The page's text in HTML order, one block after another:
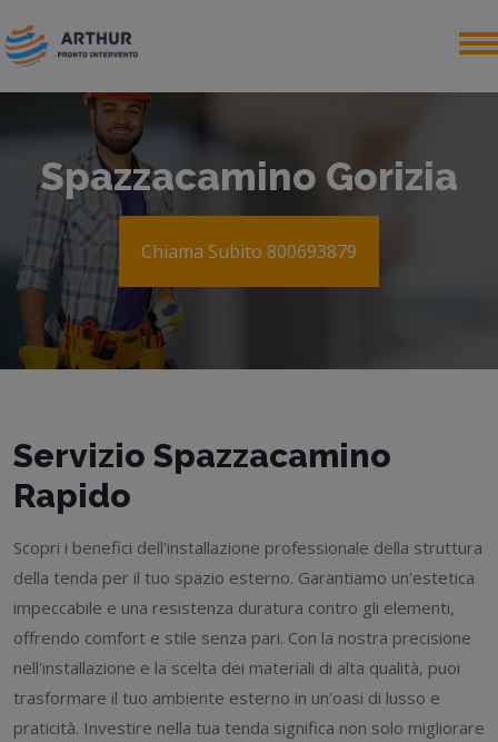
Spazzacamino Gorizia
Chiama Subito 800693879
Servizio Spazzacamino
Rapido
Scopri i benefici dell'installazione professionale della struttura
della tenda per il tuo spazio esterno. Garantiamo un'estetica
impeccabile e una resistenza duratura contro gli elementi,
offrendo comfort e stile senza pari. Con la nostra precisione
nell'installazione e la scelta dei materiali di alta qualità, puoi
trasformare il tuo ambiente esterno in un'oasi di lusso e
praticità. Investire nella tua tenda significa non solo migliorare